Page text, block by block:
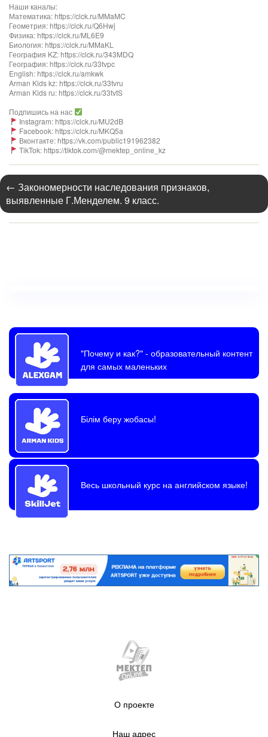
Наши каналы:
Математика: https://clck.ru/MMaMC
Геометрия: https://clck.ru/Q6Hwj
Физика: https://clck.ru/ML6E9
Биология: https://clck.ru/MMaKL​​​​​​
География KZ: https://clck.ru/343MDQ
География: https://clck.ru/33tvpc
English: https://clck.ru/amkwk
Arman Kids kz: https://clck.ru/33tvru
Arman Kids ru: https://clck.ru/33tvtS
Подпишись на нас
Instagram: https://clck.ru/MU2dB
Facebook: https://clck.ru/MKQ5a
Вконтакте: https://vk.com/public191962382
TikTok: https://tiktok.com/@mektep_online_kz
← Закономерности наследования признаков,
выявленные Г.Менделем. 9 класс.
"Почему и как?"- образовательный контент
для самых маленьких
Білім беру жобасы!
Весь школьный курс на английском языке!
О проекте
Наш адрес